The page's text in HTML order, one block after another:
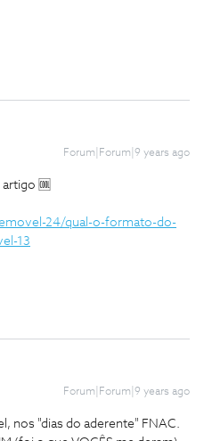
Forum|Forum|9 years ago
artigo 🆒
24/qual-o-formato-do-
13
Forum|Forum|9 years ago
nos "dias do aderente" FNAC.